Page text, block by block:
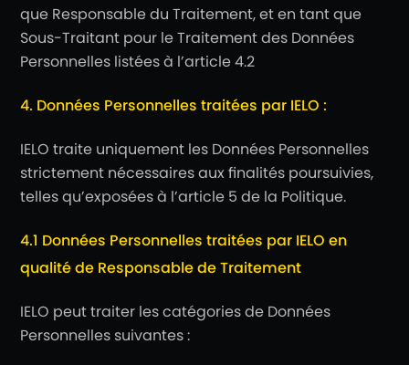
que Responsable du Traitement, et en tant que
Sous-Traitant pour le Traitement des Données
Personnelles listées à l’article 4.2
4. Données Personnelles traitées par IELO :
IELO traite uniquement les Données Personnelles
strictement nécessaires aux finalités poursuivies,
telles qu’exposées à l’article 5 de la Politique.
4.1 Données Personnelles traitées par IELO en
qualité de Responsable de Traitement
IELO peut traiter les catégories de Données
Personnelles suivantes :